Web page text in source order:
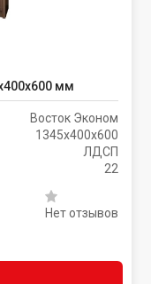
мм
Восток Эконом
1345х400х600
ЛДСП
22
Нет отзывов